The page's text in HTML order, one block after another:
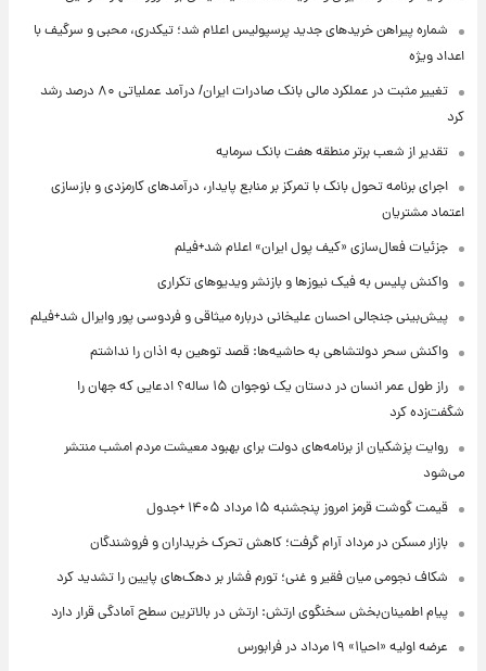
شماره پیراهن خریدهای جدید پرسپولیس اعلام شد؛ تیکدری، محبی و سرگیف با
اعداد ویژه
تغییر مثبت در عملکرد مالی بانک صادرات ایران/ درآمد عملیاتی ۸۰ درصد رشد
کرد
تقدیر از شعب برتر منطقه هفت بانک سرمایه
اجرای برنامه تحول بانک با تمرکز بر منابع پایدار، درآمدهای کارمزدی و بازسازی
اعتماد مشتریان
جزئیات فعال‌سازی «کیف پول ایران» اعلام شد+فیلم
واکنش پلیس به فیک نیوزها و بازنشر ویدیوهای تکراری
پیش‌بینی جنجالی احسان علیخانی درباره میثاقی و فردوسی پور وایرال شد+فیلم
واکنش سحر دولتشاهی به حاشیه‌ها: قصد توهین به اذان را نداشتم
راز طول عمر انسان در دستان یک نوجوان ۱۵ ساله؟ ادعایی که جهان را
شگفت‌زده کرد
روایت پزشکیان از برنامه‌های دولت برای بهبود معیشت مردم امشب منتشر
می‌شود
قیمت گوشت قرمز امروز پنجشنبه ۱۵ مرداد ۱۴۰۵ +جدول
بازار مسکن در مرداد آرام گرفت؛ کاهش تحرک خریداران و فروشندگان
شکاف نجومی میان فقیر و غنی؛ تورم فشار بر دهک‌های پایین را تشدید کرد
پیام اطمینان‌بخش سخنگوی ارتش: ارتش در بالاترین سطح آمادگی قرار دارد
عرضه اولیه «احیا۱» ۱۹ مرداد در فرابورس